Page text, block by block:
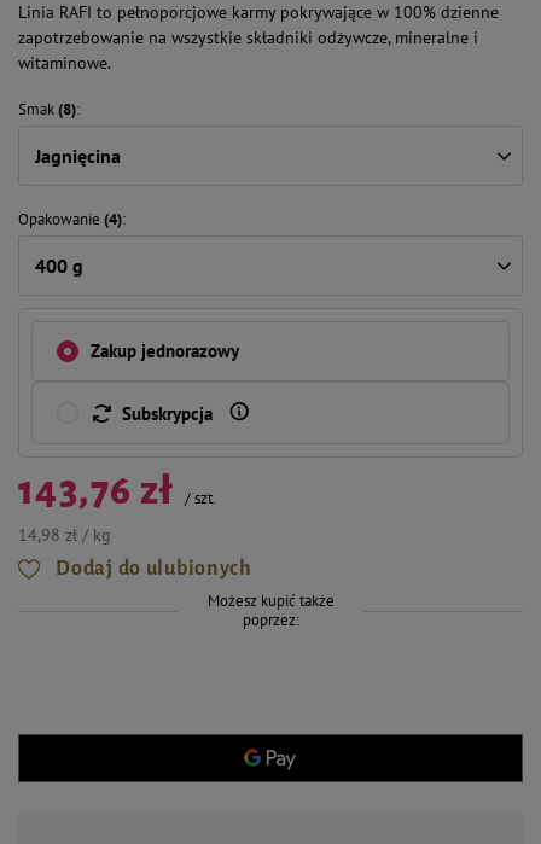
Linia RAFI to pełnoporcjowe karmy pokrywające w 100% dzienne
zapotrzebowanie na wszystkie składniki odżywcze, mineralne i
witaminowe.
Smak(8)
Jagnięcina
Opakowanie (4)
400 g
Zakup jednorazowy
Subskrypcja
143,76 zł /szt.
14,98 zł / kg
Dodaj do ulubionych
Możesz kupić także
poprzez: